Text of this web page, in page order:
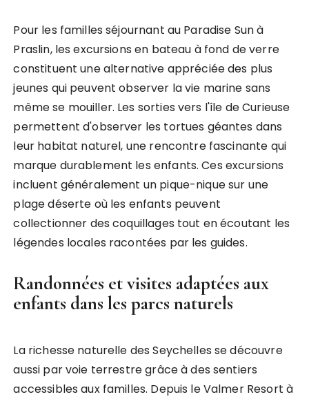
Pour les familles séjournant au Paradise Sun à
Praslin, les excursions en bateau à fond de verre
constituent une alternative appréciée des plus
jeunes qui peuvent observer la vie marine sans
même se mouiller. Les sorties vers l'île de Curieuse
permettent d'observer les tortues géantes dans
leur habitat naturel, une rencontre fascinante qui
marque durablement les enfants. Ces excursions
incluent généralement un pique-nique sur une
plage déserte où les enfants peuvent
collectionner des coquillages tout en écoutant les
légendes locales racontées par les guides.
Randonnées et visites adaptées aux
enfants dans les parcs naturels
La richesse naturelle des Seychelles se découvre
aussi par voie terrestre grâce à des sentiers
accessibles aux familles. Depuis le Valmer Resort à